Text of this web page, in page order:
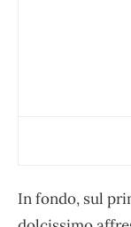
In fondo, sul